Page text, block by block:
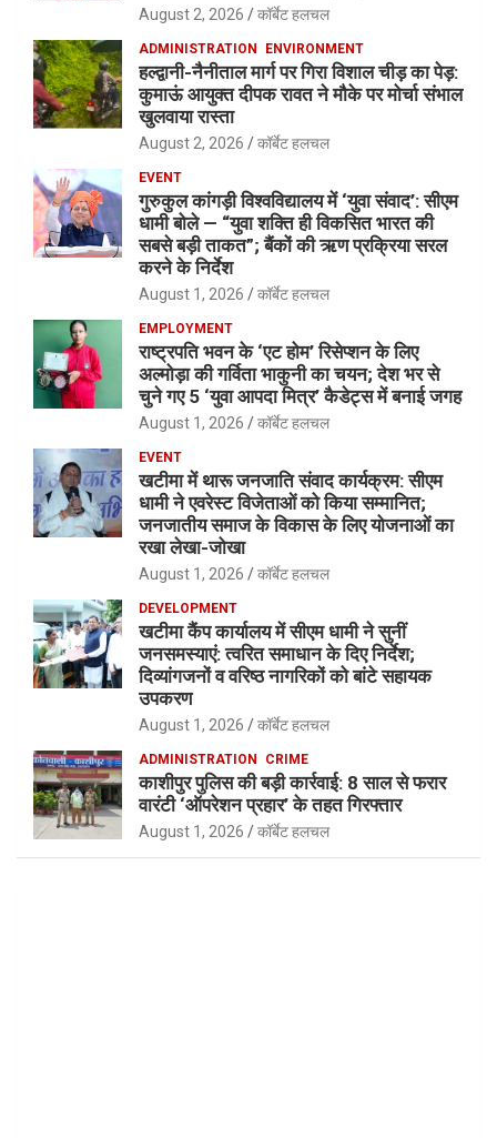
August 2, 2026 कॉर्बेट हलचल
ADMINISTRATION ENVIRONMENT
हल्द्वानी-नैनीताल मार्ग पर गिरा विशाल चीड़ का पेड़:
कुमाऊं आयुक्त दीपक रावत ने मौके पर मोर्चा संभाल
खुलवाया रास्ता
August 2, 2026 कॉर्बेट हलचल
EVENT
गुरुकुल कांगड़ी विश्वविद्यालय में ‘युवा संवाद’: सीएम
धामी बोले — “युवा शक्ति ही विकसित भारत की
सबसे बड़ी ताकत”; बैंकों की ऋण प्रक्रिया सरल
करने के निर्देश
August 1, 2026 कॉर्बेट हलचल
EMPLOYMENT
राष्ट्रपति भवन के ‘एट होम’ रिसेप्शन के लिए
अल्मोड़ा की गर्विता भाकुनी का चयन; देश भर से
चुने गए 5 ‘युवा आपदा मित्र’ कैडेट्स में बनाई जगह
August 1, 2026 कॉर्बेट हलचल
EVENT
खटीमा में थारू जनजाति संवाद कार्यक्रम: सीएम
धामी ने एवरेस्ट विजेताओं को किया सम्मानित;
जनजातीय समाज के विकास के लिए योजनाओं का
रखा लेखा-जोखा
August 1, 2026 कॉर्बेट हलचल
DEVELOPMENT
खटीमा कैंप कार्यालय में सीएम धामी ने सुनीं
जनसमस्याएं: त्वरित समाधान के दिए निर्देश;
दिव्यांगजनों व वरिष्ठ नागरिकों को बांटे सहायक
उपकरण
August 1, 2026 कॉर्बेट हलचल
ADMINISTRATION CRIME
काशीपुर पुलिस की बड़ी कार्रवाई: 8 साल से फरार
वारंटी ‘ऑपरेशन प्रहार’ के तहत गिरफ्तार
August 1, 2026 कॉर्बेट हलचल